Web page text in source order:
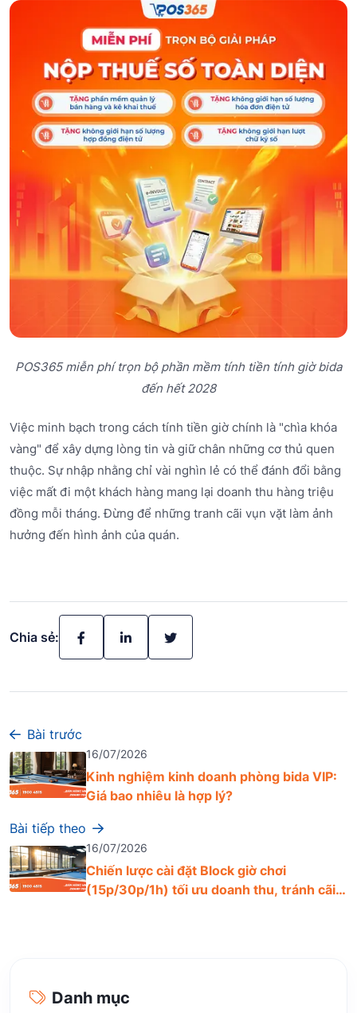
POS365 miễn phí trọn bộ phần mềm tính tiền tính giờ bida
đến hết 2028
Việc minh bạch trong cách tính tiền giờ chính là "chìa khóa
vàng" để xây dựng lòng tin và giữ chân những cơ thủ quen
thuộc. Sự nhập nhằng chỉ vài nghìn lẻ có thể đánh đổi bằng
việc mất đi một khách hàng mang lại doanh thu hàng triệu
đồng mỗi tháng. Đừng để những tranh cãi vụn vặt làm ảnh
hưởng đến hình ảnh của quán.
Chia sẻ:
Bài trước
16/07/2026
Kinh nghiệm kinh doanh phòng bida VIP:
Giá bao nhiêu là hợp lý?
Bài tiếp theo
16/07/2026
Chiến lược cài đặt Block giờ chơi
(15p/30p/1h) tối ưu doanh thu, tránh cãi
Danh mục